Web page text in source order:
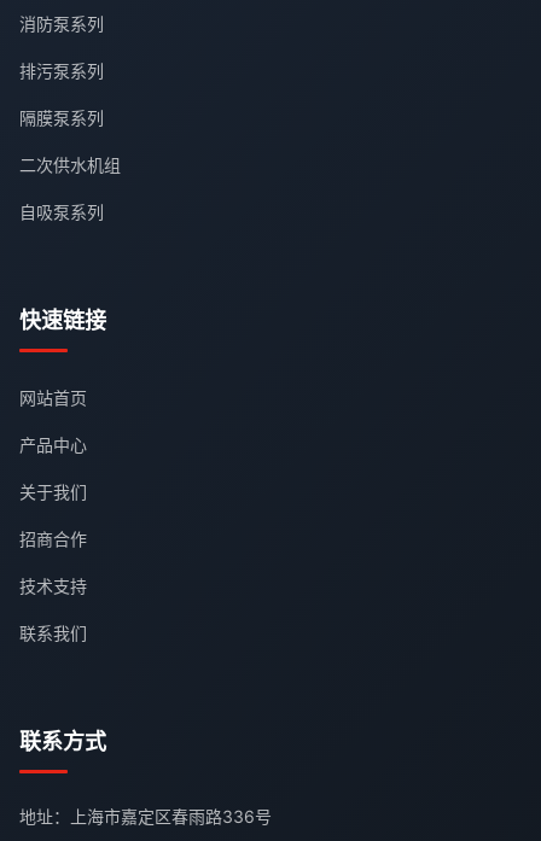
消防泵系列
排污泵系列
隔膜泵系列
二次供水机组
自吸泵系列
快速链接
网站首页
产品中心
关于我们
招商合作
技术支持
联系我们
联系方式
地址：上海市嘉定区春雨路336号